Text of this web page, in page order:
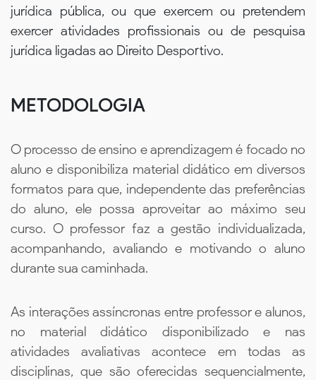
jurídica pública, ou que exercem ou pretendem
exercer atividades profissionais ou de pesquisa
jurídica ligadas ao Direito Desportivo.
METODOLOGIA
O processo de ensino e aprendizagem é focado no
aluno e disponibiliza material didático em diversos
formatos para que, independente das preferências
do aluno, ele possa aproveitar ao máximo seu
curso. O professor faz a gestão individualizada,
acompanhando, avaliando e motivando o aluno
durante sua caminhada.
As interações assíncronas entre professor e alunos,
no material didático disponibilizado e nas
atividades avaliativas acontece em todas as
disciplinas, que são oferecidas sequencialmente,